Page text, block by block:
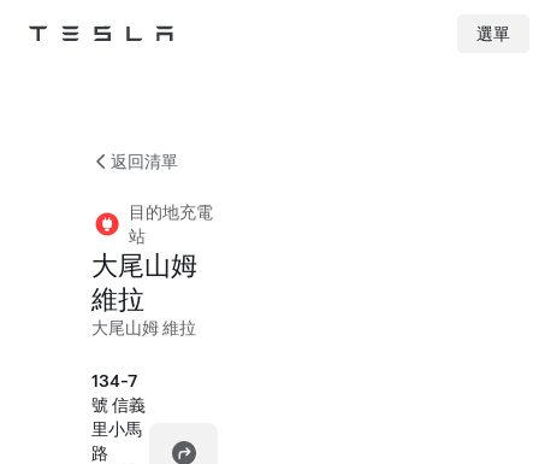
Tesla 選單
返回清單
目的地充電
站
大尾山姆
維拉
大尾山姆 維拉
134-7
號 信義
里小馬
路